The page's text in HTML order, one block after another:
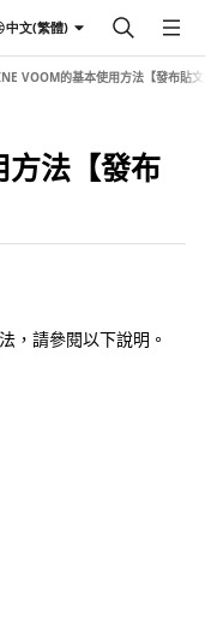
中文(繁體)
VOOM的基本使用方法【發布貼
法【發布
，請參閱以下說明。